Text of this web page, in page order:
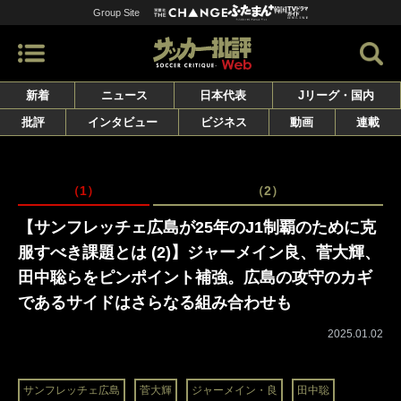
Group Site
新着 ニュース 日本代表
Jリーグ・国内
批評
インタビュー ビジネス 動画 連載
（1） （2）
【サンフレッチェ広島が25年のJ1制覇のために克
服すべき課題とは (2)】ジャーメイン良、菅大輝、
田中聡らをピンポイント補強。広島の攻守のカギ
であるサイドはさらなる組み合わせも
2025.01.02
サンフレッチェ広島 菅大輝 ジャーメイン・良 田中聡